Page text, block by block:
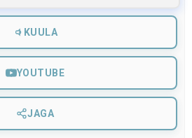
KUULA
YOUTUBE
JAGA